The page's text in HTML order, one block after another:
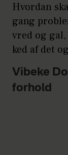
Hvordan
gang
vred og
ked af det
Vibeke
forhold